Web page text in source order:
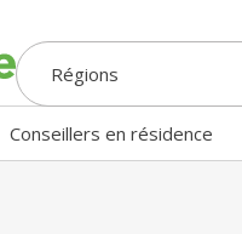
Régions
Conseillers en résidence